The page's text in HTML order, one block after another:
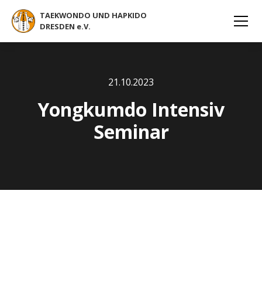
TAEKWONDO UND HAPKIDO
DRESDEN e.V.
21.10.2023
Yongkumdo Intensiv
Seminar